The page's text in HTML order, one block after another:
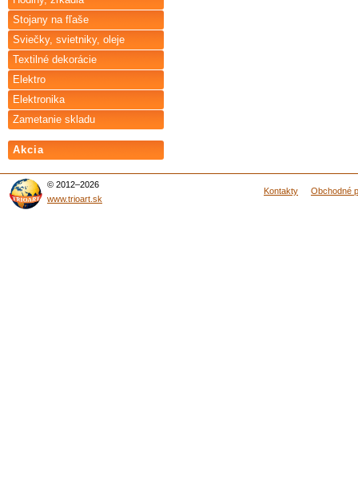
Stojany na fľaše
Sviečky, svietniky, oleje
Textilné dekorácie
Elektro
Elektronika
Zametanie skladu
Akcia
© 2012–2026
www.trioart.sk
Kontakty Obchodné